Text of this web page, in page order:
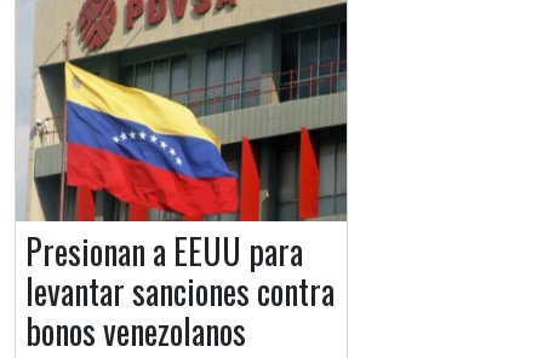
Presionan a EEUU para
levantar sanciones contra
bonos venezolanos